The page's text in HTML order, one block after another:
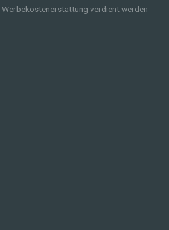
Werbekostenerstattung verdient werden